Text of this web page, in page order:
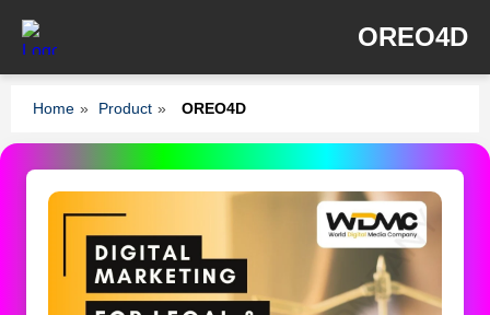
OREO4D
Home » Product » OREO4D